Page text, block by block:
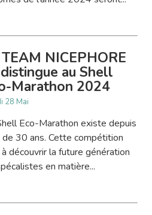
NICEPHORE
au Shell
Marathon 2024
28 Mai
Eco-Marathon existe depuis
de 30 ans. Cette compétition
découvrir la future génération
en matière...